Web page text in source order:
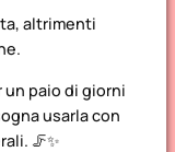
altrimenti
un paio di giorni
usarla con
🦵✨